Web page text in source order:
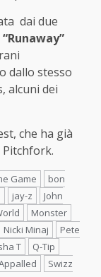
dai due
“Runaway”
dallo stesso
alcuni dei
che ha già
Game
bon
jay-z
John
Monster
Nicki Minaj
Pete
T
Q-Tip
Swizz